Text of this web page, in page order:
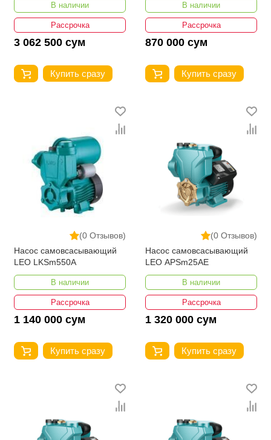
В наличии
Рассрочка
3 062 500 сум
Купить сразу
В наличии
Рассрочка
870 000 сум
Купить сразу
(0 Отзывов)
Насос самовсасывающий
LEO LKSm550A
В наличии
Рассрочка
1 140 000 сум
Купить сразу
(0 Отзывов)
Насос самовсасывающий
LEO APSm25AE
В наличии
Рассрочка
1 320 000 сум
Купить сразу